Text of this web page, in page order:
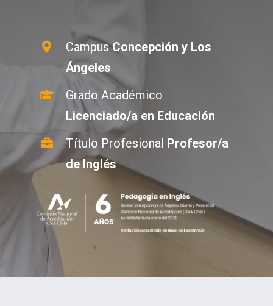
CampusConcepción y Los
Ángeles
Grado Académico
Licenciado/a en Educación
Título Profesional Profesor/a
de Inglés